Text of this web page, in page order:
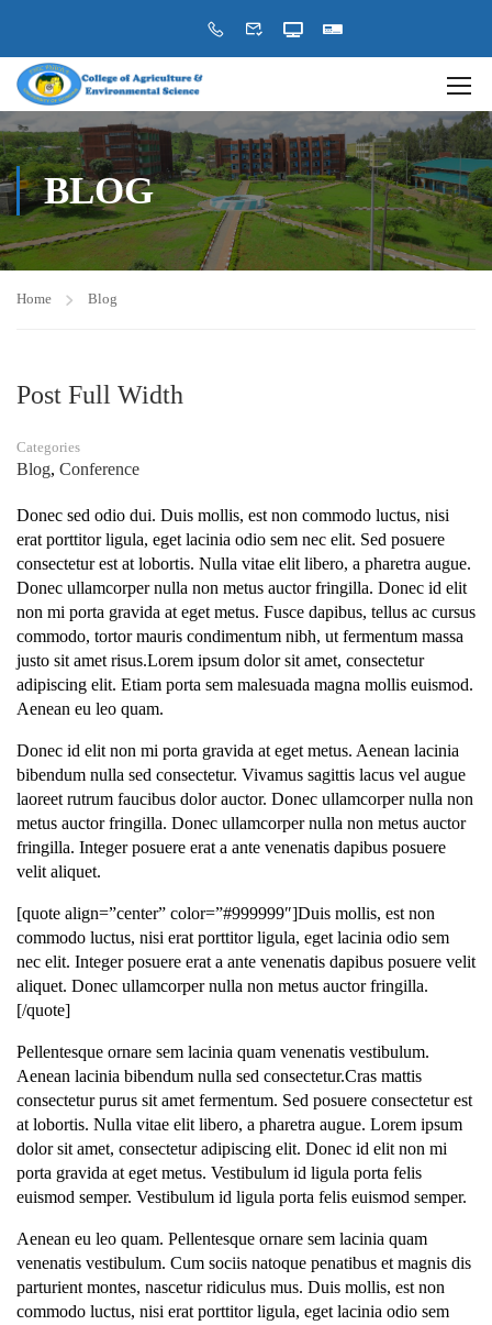
BLOG
Home Blog
Post Full Width
Categories
Blog, Conference
Donec sed odio dui. Duis mollis, est non commodo luctus, nisi
erat porttitor ligula, eget lacinia odio sem nec elit. Sed posuere
consectetur est at lobortis. Nulla vitae elit libero, a pharetra augue.
Donec ullamcorper nulla non metus auctor fringilla. Donec id elit
non mi porta gravida at eget metus. Fusce dapibus, tellus ac cursus
commodo, tortor mauris condimentum nibh, ut fermentum massa
justo sit amet risus.Lorem ipsum dolor sit amet, consectetur
adipiscing elit. Etiam porta sem malesuada magna mollis euismod.
Aenean eu leo quam.
Donec id elit non mi porta gravida at eget metus. Aenean lacinia
bibendum nulla sed consectetur. Vivamus sagittis lacus vel augue
laoreet rutrum faucibus dolor auctor. Donec ullamcorper nulla non
metus auctor fringilla. Donec ullamcorper nulla non metus auctor
fringilla. Integer posuere erat a ante venenatis dapibus posuere
velit aliquet.
[quote align=”center” color=”#999999″]Duis mollis, est non
commodo luctus, nisi erat porttitor ligula, eget lacinia odio sem
nec elit. Integer posuere erat a ante venenatis dapibus posuere velit
aliquet. Donec ullamcorper nulla non metus auctor fringilla.
[/quote]
Pellentesque ornare sem lacinia quam venenatis vestibulum.
Aenean lacinia bibendum nulla sed consectetur.Cras mattis
consectetur purus sit amet fermentum. Sed posuere consectetur est
at lobortis. Nulla vitae elit libero, a pharetra augue. Lorem ipsum
dolor sit amet, consectetur adipiscing elit. Donec id elit non mi
porta gravida at eget metus. Vestibulum id ligula porta felis
euismod semper. Vestibulum id ligula porta felis euismod semper.
Aenean eu leo quam. Pellentesque ornare sem lacinia quam
venenatis vestibulum. Cum sociis natoque penatibus et magnis dis
parturient montes, nascetur ridiculus mus. Duis mollis, est non
commodo luctus, nisi erat porttitor ligula, eget lacinia odio sem